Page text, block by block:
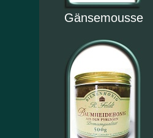
Gänsemousse